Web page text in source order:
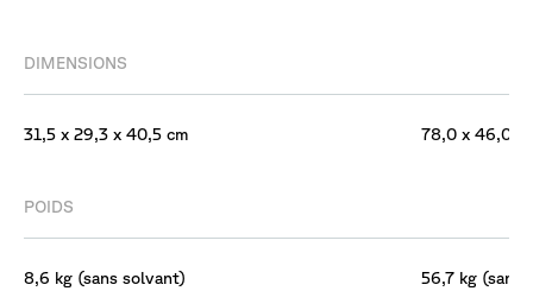
DIMENSIONS
31,5 x 29,3 x 40,5 cm
POIDS
8,6 kg (sans solvant)
78,0 x 46,0 x
56,7 kg (sans